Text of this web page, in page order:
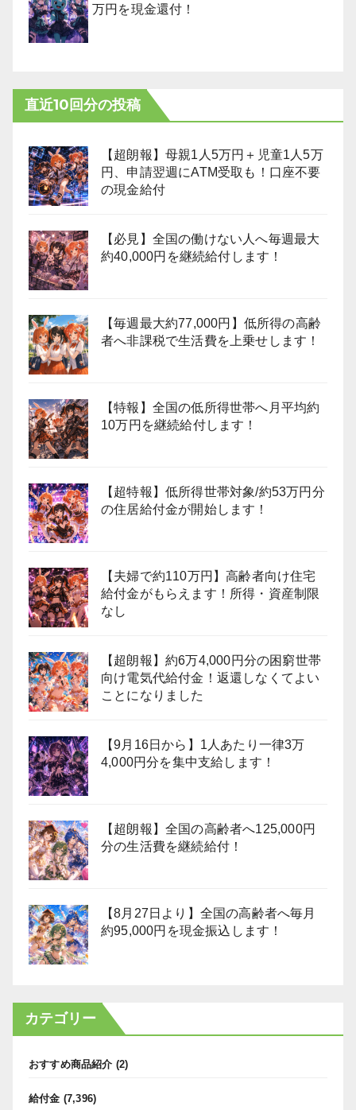
万円を現金還付！
直近10回分の投稿
【超朗報】母親1人5万円＋児童1人5万
円、申請翌週にATM受取も！口座不要
の現金給付
【必見】全国の働けない人へ毎週最大
約40,000円を継続給付します！
【毎週最大約77,000円】低所得の高齢
者へ非課税で生活費を上乗せします！
【特報】全国の低所得世帯へ月平均約
10万円を継続給付します！
【超特報】低所得世帯対象/約53万円分
の住居給付金が開始します！
【夫婦で約110万円】高齢者向け住宅
給付金がもらえます！所得・資産制限
なし
【超朗報】約6万4,000円分の困窮世帯
向け電気代給付金！返還しなくてよい
ことになりました
【9月16日から】1人あたり一律3万
4,000円分を集中支給します！
【超朗報】全国の高齢者へ125,000円
分の生活費を継続給付！
【8月27日より】全国の高齢者へ毎月
約95,000円を現金振込します！
カテゴリー
おすすめ商品紹介 (2)
給付金 (7,396)